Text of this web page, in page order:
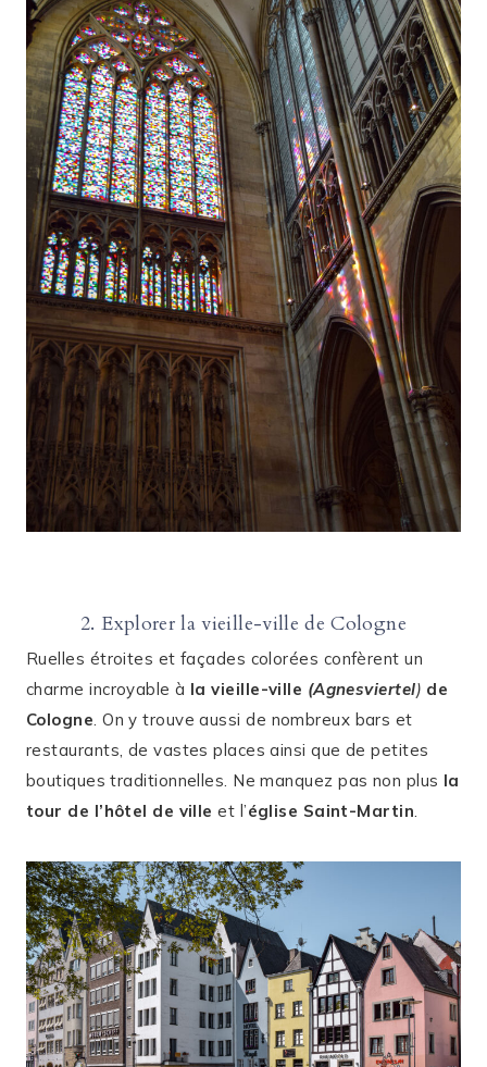
2. Explorer la vieille-ville de Cologne
Ruelles étroites et façades colorées confèrent un
charme incroyable à la vieille-ville (Agnesviertel) de
Cologne. On y trouve aussi de nombreux bars et
restaurants, de vastes places ainsi que de petites
boutiques traditionnelles. Ne manquez pas non plus la
tour de l’hôtel de ville et l’église Saint-Martin.